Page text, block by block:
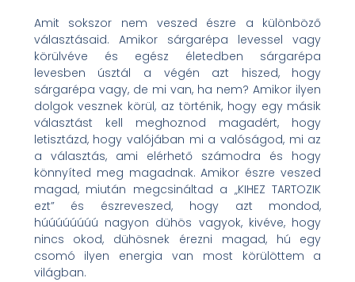
Amit sokszor nem veszed észre a különböző
választásaid. Amikor sárgarépa levessel vagy
körülvéve és egész életedben sárgarépa
levesben úsztál a végén azt hiszed, hogy
sárgarépa vagy, de mi van, ha nem? Amikor ilyen
dolgok vesznek körül, az történik, hogy egy másik
választást kell meghoznod magadért, hogy
letisztázd, hogy valójában mi a valóságod, mi az
a választás, ami elérhető számodra és hogy
könnyíted meg magadnak. Amikor észre veszed
magad, miután megcsináltad a „KIHEZ TARTOZIK
ezt” és észreveszed, hogy azt mondod,
húúúúúúúú nagyon dühös vagyok, kivéve, hogy
nincs okod, dühösnek érezni magad, hú egy
csomó ilyen energia van most körülöttem a
világban.